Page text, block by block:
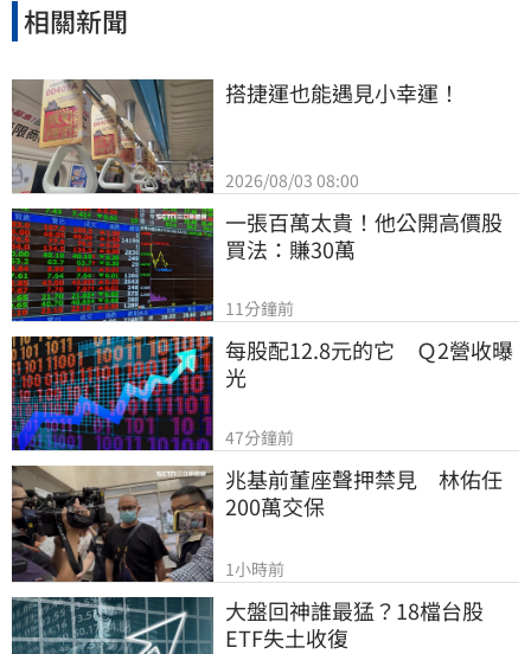
相關新聞
搭捷運也能遇見小幸運！
2026/08/03 08:00
一張百萬太貴！他公開高價股
買法：賺30萬
11分鐘前
每股配12.8元的它　Ｑ2營收曝
光
47分鐘前
兆基前董座聲押禁見　林佑任
200萬交保
1小時前
大盤回神誰最猛？18檔台股
ETF失土收復